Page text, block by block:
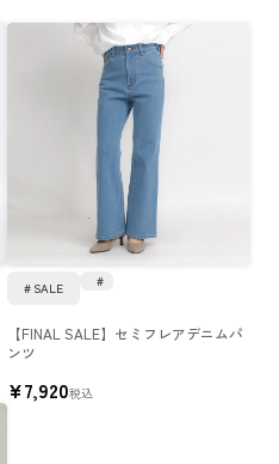
【FINAL SALE】セミフレアデニムパ
ンツ
SALE
¥7,920税込